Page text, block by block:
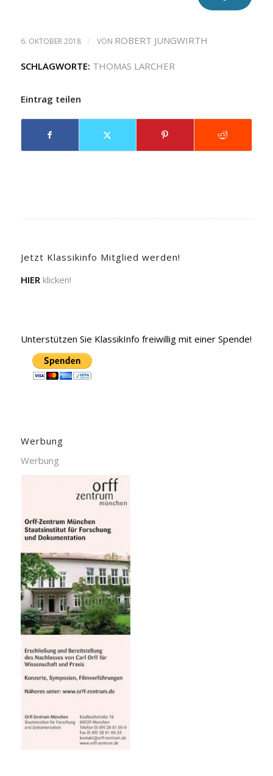
6. OKTOBER 2018 / VON ROBERT JUNGWIRTH
SCHLAGWORTE: THOMAS LARCHER
Eintrag teilen
Jetzt Klassikinfo Mitglied werden!
HIER klicken!
Unterstützen Sie KlassikInfo freiwillig mit einer Spende!
Werbung
Werbung